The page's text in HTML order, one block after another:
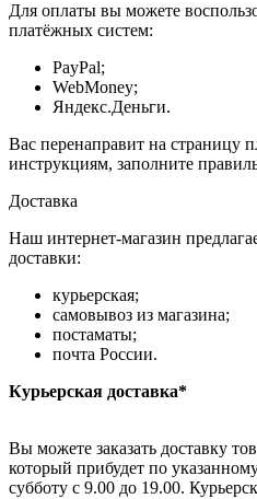
Для оплаты вы можете
платёжных систем:
PayPal;
WebMoney;
Яндекс.Деньги.
Вас перенаправит на страницу
инструкциям, заполните
Доставка
Наш интернет-магазин
доставки:
курьерская;
самовывоз из магазина;
постаматы;
почта России.
Курьерская доставка*
Вы можете заказать доставку
который прибудет по
субботу с 9.00 до 19.00.